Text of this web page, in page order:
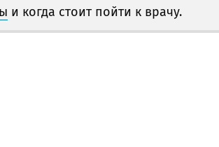
и когда стоит пойти к врачу.